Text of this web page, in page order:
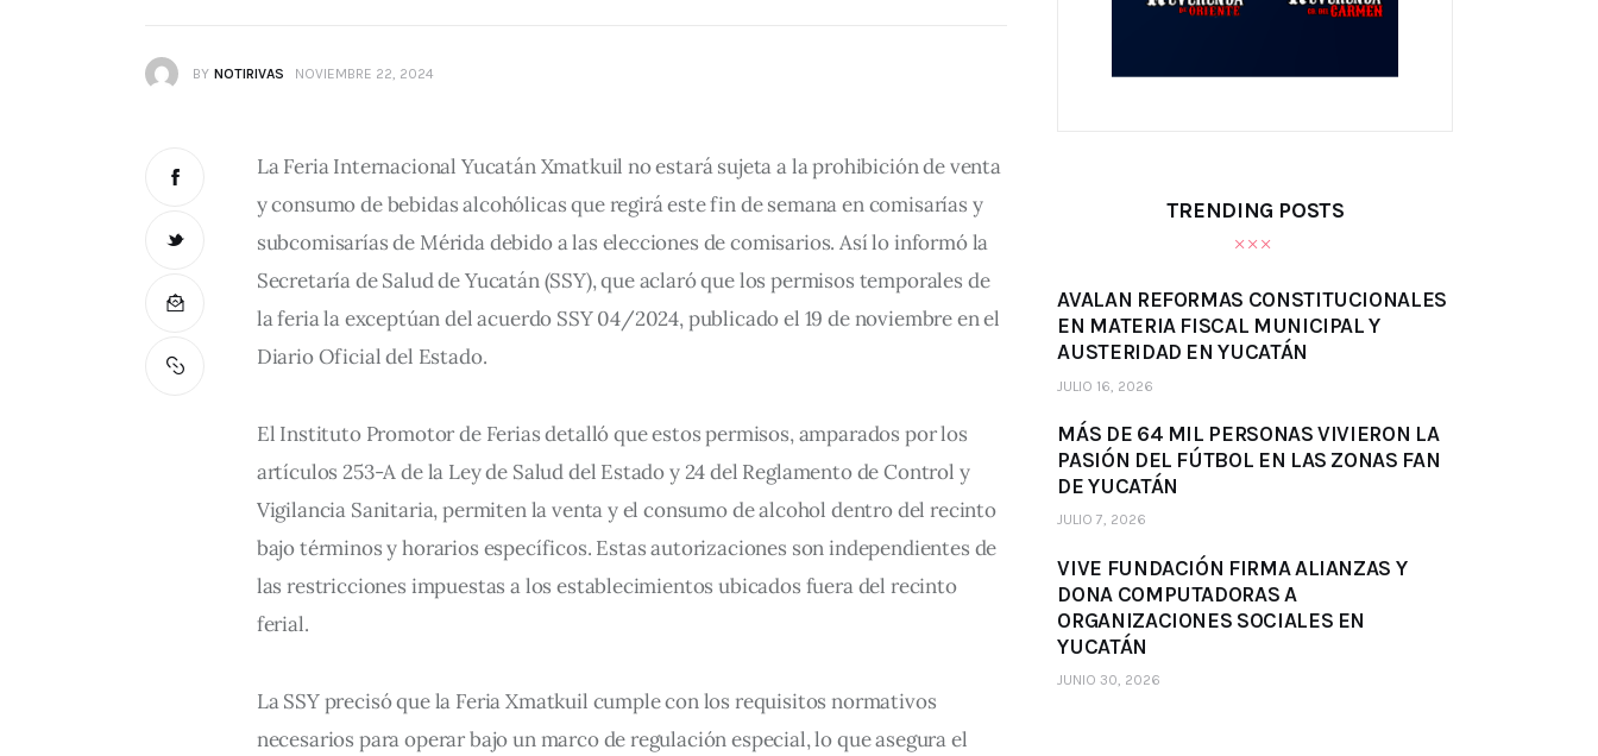
BY NOTIRIVAS NOVIEMBRE 22, 2024
La Feria Internacional Yucatán Xmatkuil no estará sujeta a la prohibición de venta
y consumo de bebidas alcohólicas que regirá este fin de semana en comisarías y
subcomisarías de Mérida debido a las elecciones de comisarios. Así lo informó la
Secretaría de Salud de Yucatán (SSY), que aclaró que los permisos temporales de
la feria la exceptúan del acuerdo SSY 04/2024, publicado el 19 de noviembre en el
Diario Oficial del Estado.
El Instituto Promotor de Ferias detalló que estos permisos, amparados por los
artículos 253-A de la Ley de Salud del Estado y 24 del Reglamento de Control y
Vigilancia Sanitaria, permiten la venta y el consumo de alcohol dentro del recinto
bajo términos y horarios específicos. Estas autorizaciones son independientes de
las restricciones impuestas a los establecimientos ubicados fuera del recinto
ferial.
La SSY precisó que la Feria Xmatkuil cumple con los requisitos normativos
necesarios para operar bajo un marco de regulación especial, lo que asegura el
TRENDING POSTS
AVALAN REFORMAS CONSTITUCIONALES
EN MATERIA FISCAL MUNICIPAL Y
AUSTERIDAD EN YUCATÁN
JULIO 16, 2026
MÁS DE 64 MIL PERSONAS VIVIERON LA
PASIÓN DEL FÚTBOL EN LAS ZONAS FAN
DE YUCATÁN
JULIO 7, 2026
VIVE FUNDACIÓN FIRMA ALIANZAS Y
DONA COMPUTADORAS A
ORGANIZACIONES SOCIALES EN
YUCATÁN
JUNIO 30, 2026